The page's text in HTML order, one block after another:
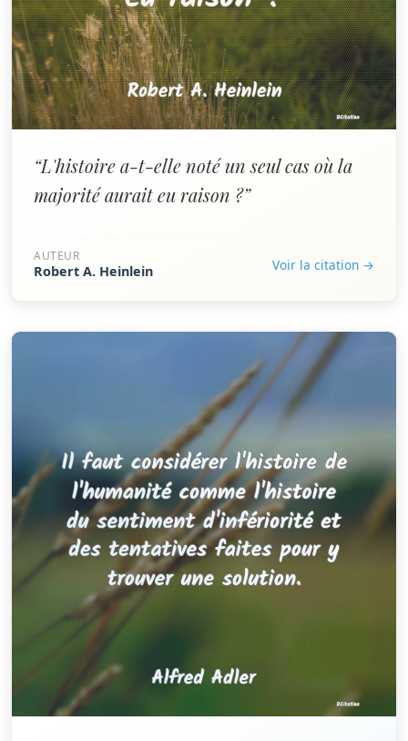
“L'histoire a-t-elle noté un seul cas où la
majorité aurait eu raison ?”
AUTEUR
Robert A. Heinlein Voir la citation →